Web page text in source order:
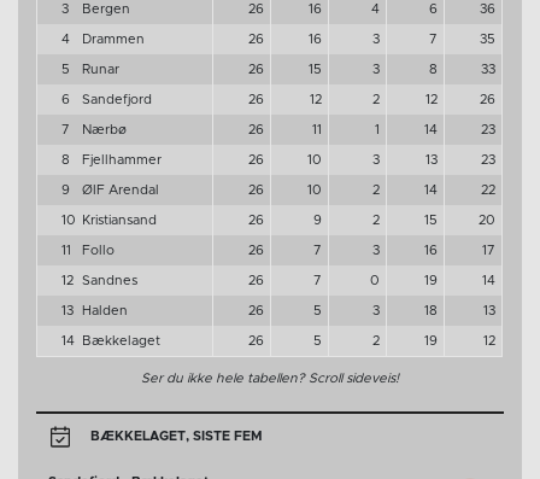
3 Bergen 26 16 4 6 36
4 Drammen 26 16 3 7 35
5 Runar 26 15 3 8 33
6 Sandefjord 26 12 2 12 26
7 Nærbø 26 11 1 14 23
8 Fjellhammer 26 10 3 13 23
9 ØIF Arendal 26 10 2 14 22
10 Kristiansand 26 9 2 15 20
11 Follo 26 7 3 16 17
12 Sandnes 26 7 0 19 14
13 Halden 26 5 3 18 13
14 Bækkelaget 26 5 2 19 12
Ser du ikke hele tabellen? Scroll sideveis!
BÆKKELAGET, SISTE FEM